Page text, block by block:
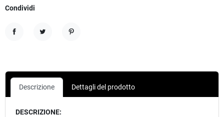
Condividi
Descrizione Dettagli del prodotto
DESCRIZIONE: